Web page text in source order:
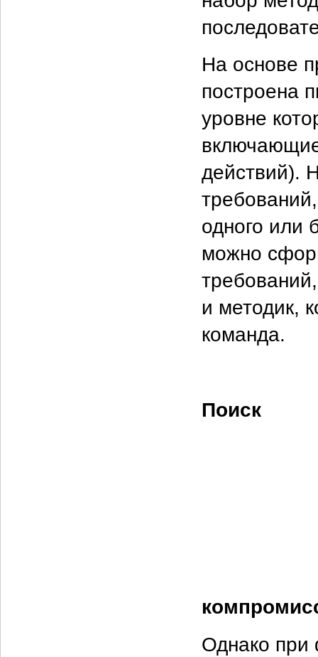
На основе
построена
уровне
действий).
одного или
можно
и методик,
команда.
Поиск
Однако при